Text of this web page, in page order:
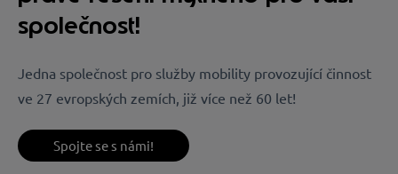
společnost!
Jedna společnost pro služby mobility provozující činnost
ve 27 evropských zemích, již více než 60 let!
Spojte se s námi!